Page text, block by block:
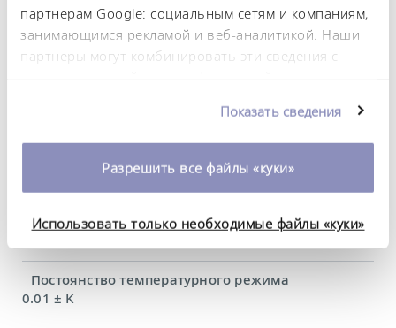
партнерам Google: социальным сетям и компаниям,
занимающимся рекламой и веб-аналитикой. Наши
партнеры могут комбинировать эти сведения с
предоставленной вами информацией, а также
использовании вами их сервисов. Вы можете
изменить или отозвать свое согласие в любое
время. Более подробную информацию об этом вы
Показать сведения
Разрешить все файлы «куки»
Использовать только необходимые файлы «куки»
Диапазон рабочих температур
30 ... 300 °C
Рабочий диапазон температур
-30 ... 300 °C
Диапазон температуры окружающей среды
Постоянство температурного режима
0.01 ± K